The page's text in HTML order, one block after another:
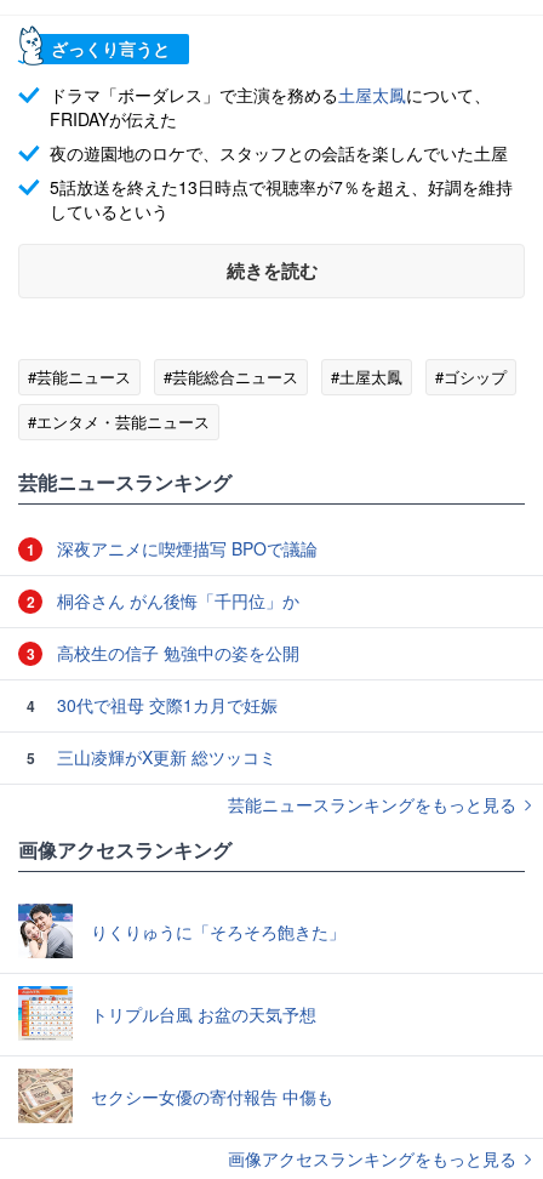
ざっくり言うと
ドラマ「ボーダレス」で主演を務める土屋太鳳について、
FRIDAYが伝えた
夜の遊園地のロケで、スタッフとの会話を楽しんでいた土屋
5話放送を終えた13日時点で視聴率が7％を超え、好調を維持
しているという
続きを読む
#芸能ニュース #芸能総合ニュース #土屋太鳳
#ゴシップ
#エンタメ・芸能ニュース
芸能ニュースランキング
1 深夜アニメに喫煙描写 BPOで議論
2 桐谷さん がん後悔「千円位」か
3 高校生の信子 勉強中の姿を公開
4 30代で祖母 交際1カ月で妊娠
5
三山凌輝がX更新 総ツッコミ
芸能ニュースランキングをもっと見る
画像アクセスランキング
りくりゅうに「そろそろ飽きた」
トリプル台風 お盆の天気予想
セクシー女優の寄付報告 中傷も
画像アクセスランキングをもっと見る